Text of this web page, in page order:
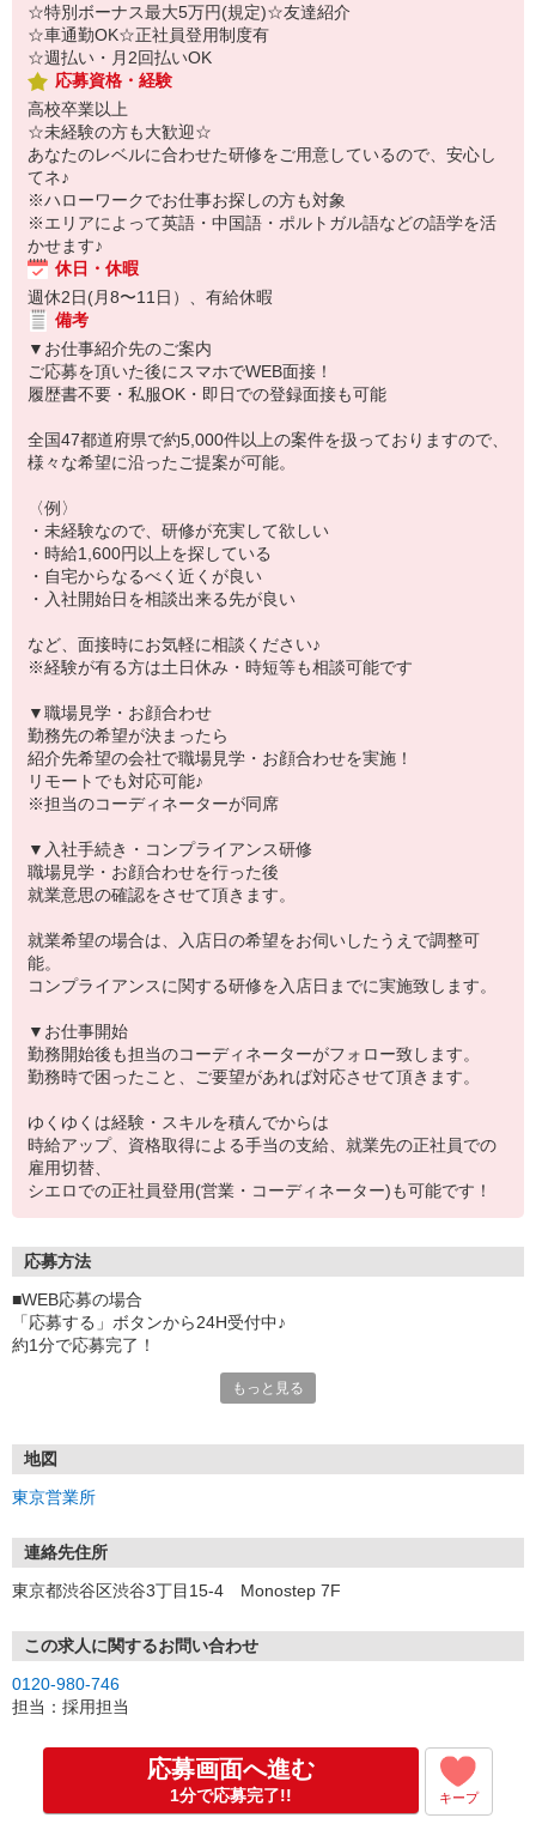
☆特別ボーナス最大5万円(規定)☆友達紹介
☆車通勤OK☆正社員登用制度有
☆週払い・月2回払いOK
応募資格・経験
高校卒業以上
☆未経験の方も大歓迎☆
あなたのレベルに合わせた研修をご用意しているので、安心し
てネ♪
※ハローワークでお仕事お探しの方も対象
※エリアによって英語・中国語・ポルトガル語などの語学を活
かせます♪
休日・休暇
週休2日(月8〜11日）、有給休暇
備考
▼お仕事紹介先のご案内
ご応募を頂いた後にスマホでWEB面接！
履歴書不要・私服OK・即日での登録面接も可能
全国47都道府県で約5,000件以上の案件を扱っておりますので、
様々な希望に沿ったご提案が可能。
〈例〉
・未経験なので、研修が充実して欲しい
・時給1,600円以上を探している
・自宅からなるべく近くが良い
・入社開始日を相談出来る先が良い
など、面接時にお気軽に相談ください♪
※経験が有る方は土日休み・時短等も相談可能です
▼職場見学・お顔合わせ
勤務先の希望が決まったら
紹介先希望の会社で職場見学・お顔合わせを実施！
リモートでも対応可能♪
※担当のコーディネーターが同席
▼入社手続き・コンプライアンス研修
職場見学・お顔合わせを行った後
就業意思の確認をさせて頂きます。
就業希望の場合は、入店日の希望をお伺いしたうえで調整可
能。
コンプライアンスに関する研修を入店日までに実施致します。
▼お仕事開始
勤務開始後も担当のコーディネーターがフォロー致します。
勤務時で困ったこと、ご要望があれば対応させて頂きます。
ゆくゆくは経験・スキルを積んでからは
時給アップ、資格取得による手当の支給、就業先の正社員での
雇用切替、
シエロでの正社員登用(営業・コーディネーター)も可能です！
応募方法
■WEB応募の場合
「応募する」ボタンから24H受付中♪
約1分で応募完了！
①応募から3営業日を目安に、メールorお電話でご連絡します。
★スマホでWEB面接（LINEなど）・出張面接・事務所面接と選べま
す
③面接実施（履歴書不要）
※ご希望があれば、職場見学の調整もOKです！
お気軽にご応募ください♪
もっと見る
地図
東京営業所
連絡先住所
東京都渋谷区渋谷3丁目15-4 Monostep 7F
この求人に関するお問い合わせ
0120-980-746
担当：採用担当
応募画面へ進む
1分で応募完了!! キープ